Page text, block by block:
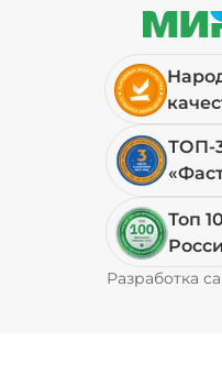
ТОП-
Топ
Разработка